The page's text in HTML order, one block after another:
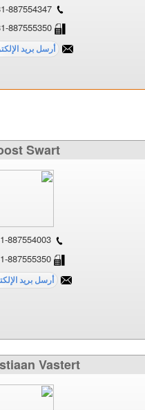
0031-887555350
Swart
0031-887554003
0031-887555350
Vastert